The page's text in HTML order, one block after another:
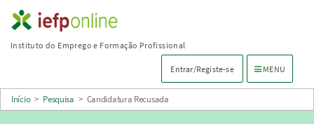
Saltar
para
principal
Instituto do Emprego e Formação Profissional
Entrar/Registe-se Menu de
MENU
Início > Pesquisa > Candidatura Recusada